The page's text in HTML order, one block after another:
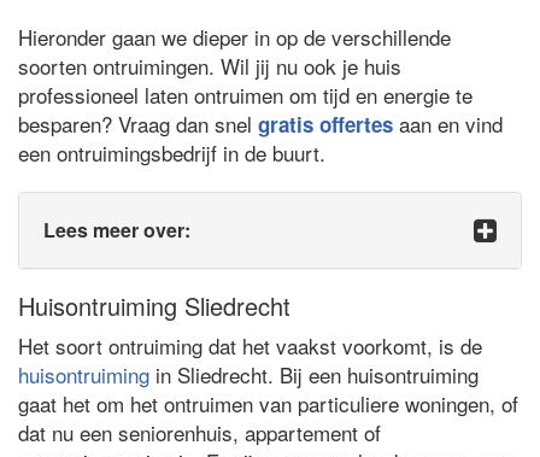
Hieronder gaan we dieper in op de verschillende
soorten ontruimingen. Wil jij nu ook je huis
professioneel laten ontruimen om tijd en energie te
besparen? Vraag dan snel gratis offertes aan en vind
een ontruimingsbedrijf in de buurt.
Lees meer over:
Huisontruiming Sliedrecht
Het soort ontruiming dat het vaakst voorkomt, is de
huisontruiming in Sliedrecht. Bij een huisontruiming
gaat het om het ontruimen van particuliere woningen, of
dat nu een seniorenhuis, appartement of